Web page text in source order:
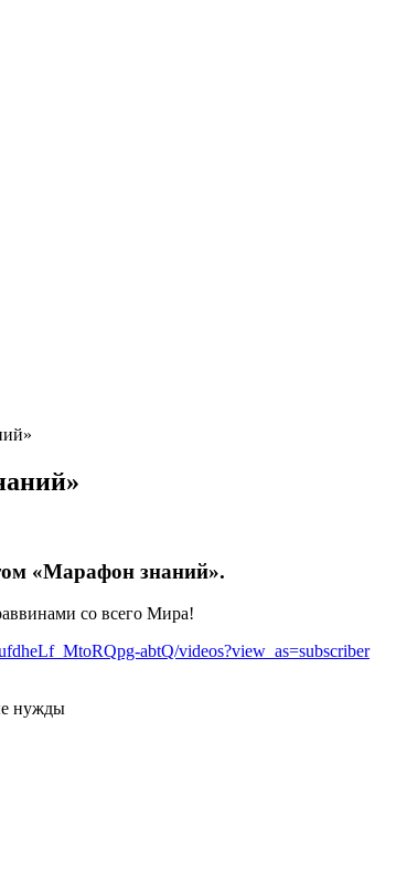
«Марафон знаний».
со всего Мира!
abtQ/videos?view_as=subscriber
нужды